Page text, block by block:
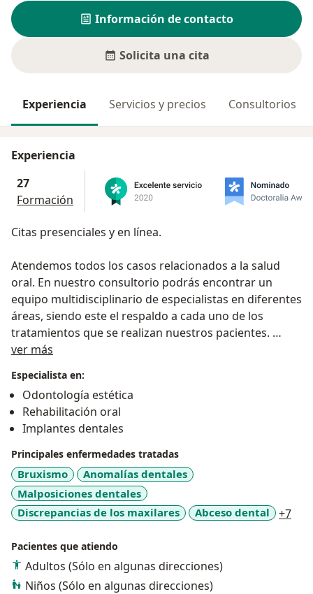
Información de contacto
Solicita una cita
Experiencia Servicios y precios Consultorios
Experiencia
27
Formación
Citas presenciales y en línea.
Atendemos todos los casos relacionados a la salud
oral. En nuestro consultorio podrás encontrar un
equipo multidisciplinario de especialistas en diferentes
áreas, siendo este el respaldo a cada uno de los
tratamientos que se realizan nuestros pacientes.
especializada: ortodoncia, implantes dentales,
odontopediatría, diseño de sonrisa, endodoncia,
periodoncia, cirugía y urgencias odontológicas.
Realizamos consultas y tratamiento en etapa
preventiva, estética y correctiva.
Somos un equipo humano dispuesto a atender con
respeto, honestidad, responsabilidad y calidez
humana a los pacientes que nos visitan. Parte de
tratamientos a la necesidad real del paciente y
comunicar de manera asertiva la información
relacionada a la consulta realizada.
ver más
Especialista en:
Odontología estética
Rehabilitación oral
Implantes dentales
Principales enfermedades tratadas
Bruxismo
Anomalías dentales
Malposiciones dentales
Discrepancias de los maxilares
Abceso dental +7
Pacientes que atiendo
Adultos (Sólo en algunas direcciones)
Niños (Sólo en algunas direcciones)